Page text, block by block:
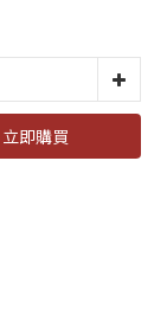
立即購買